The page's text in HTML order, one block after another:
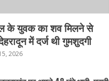
के युवक का शव मिलने से
में दर्ज थी गुमशुदगी
2026